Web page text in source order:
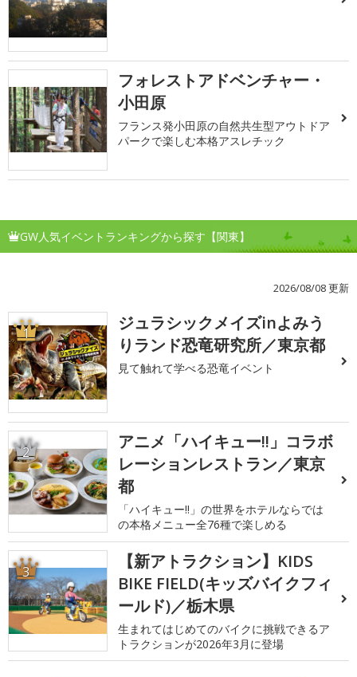
フォレストアドベンチャー・
小田原
フランス発小田原の自然共生型アウトドア
パークで楽しむ本格アスレチック
GW人気イベントランキングから探す【関東】
2026/08/08 更新
1
ジュラシックメイズinよみう
りランド恐竜研究所／東京都
見て触れて学べる恐竜イベント
2
アニメ「ハイキュー!!」コラボ
レーションレストラン／東京
都
「ハイキュー!!」の世界をホテルならでは
の本格メニュー全76種で楽しめる
3
【新アトラクション】KIDS
BIKE FIELD(キッズバイクフィ
ールド)／栃木県
生まれてはじめてのバイクに挑戦できるア
トラクションが2026年3月に登場